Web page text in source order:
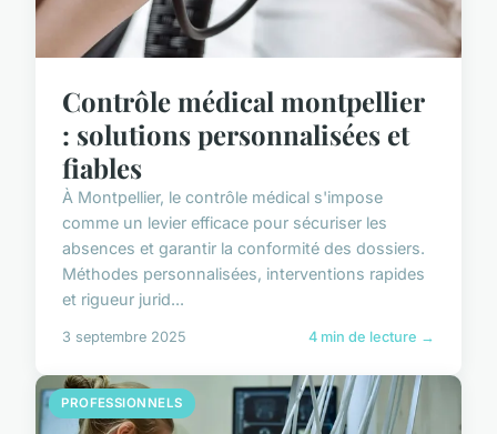
Contrôle médical montpellier
: solutions personnalisées et
fiables
À Montpellier, le contrôle médical s'impose
comme un levier efficace pour sécuriser les
absences et garantir la conformité des dossiers.
Méthodes personnalisées, interventions rapides
et rigueur jurid...
3 septembre 2025 4 min de lecture →
PROFESSIONNELS